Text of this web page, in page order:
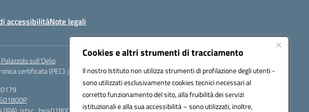
Cookies e altri strumenti di tracciamento
Il nostro Istituto non utilizza strumenti di profilazione degli utenti -
sono utilizzati esclusivamente cookies tecnici necessari al
corretto funzionamento del sito, alla fruibilità dei servizi
istituzionali e alla sua accessibilità – sono utilizzati, inoltre,
accessibilitàNote legali
sull'Oglio
certificata (PEC): bsis01800p@pec.istruzione.it